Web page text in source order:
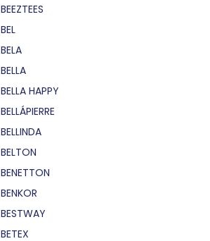
BEEZTEES
BEL
BELA
BELLA
BELLA HAPPY
BELLÁPIERRE
BELLINDA
BELTON
BENETTON
BENKOR
BESTWAY
BETEX